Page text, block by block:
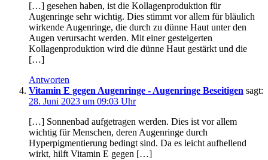
[…] gesehen haben, ist die Kollagenproduktion für
Augenringe sehr wichtig. Dies stimmt vor allem für bläulich
wirkende Augenringe, die durch zu dünne Haut unter den
Augen verursacht werden. Mit einer gesteigerten
Kollagenproduktion wird die dünne Haut gestärkt und die
[…]
Antworten
Vitamin E gegen Augenringe - Augenringe Beseitigen sagt:
28. Juni 2023 um 09:03 Uhr
[…] Sonnenbad aufgetragen werden. Dies ist vor allem
wichtig für Menschen, deren Augenringe durch
Hyperpigmentierung bedingt sind. Da es leicht aufhellend
wirkt, hilft Vitamin E gegen […]